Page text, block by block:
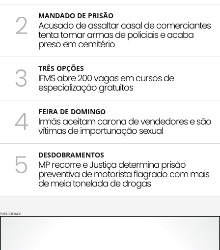
2 MANDADO DE PRISÃO
Acusado de assaltar casal de comerciantes
tenta tomar armas de policiais e acaba
preso em cemitério
3 TRÊS OPÇÕES
IFMS abre 200 vagas em cursos de
especialização gratuitos
4 FEIRA DE DOMINGO
Irmãs aceitam carona de vendedores e são
vítimas de importunação sexual
5 DESDOBRAMENTOS
MP recorre e Justiça determina prisão
preventiva de motorista flagrado com mais
de meia tonelada de drogas
PUBLICIDADE